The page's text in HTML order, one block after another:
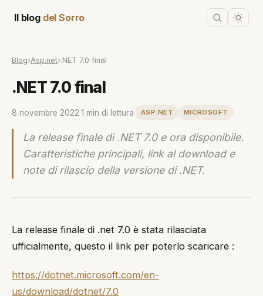
Il blog del Sorro
Blog›Asp.net›.NET 7.0 final
.NET 7.0 final
8 novembre 2022 1 min di lettura ASP.NET MICROSOFT
La release finale di .NET 7.0 e ora disponibile.
Caratteristiche principali, link al download e
note di rilascio della versione di .NET.
La release finale di .net 7.0 è stata rilasciata
ufficialmente, questo il link per poterlo scaricare :
https://dotnet.microsoft.com/en-
us/download/dotnet/7.0